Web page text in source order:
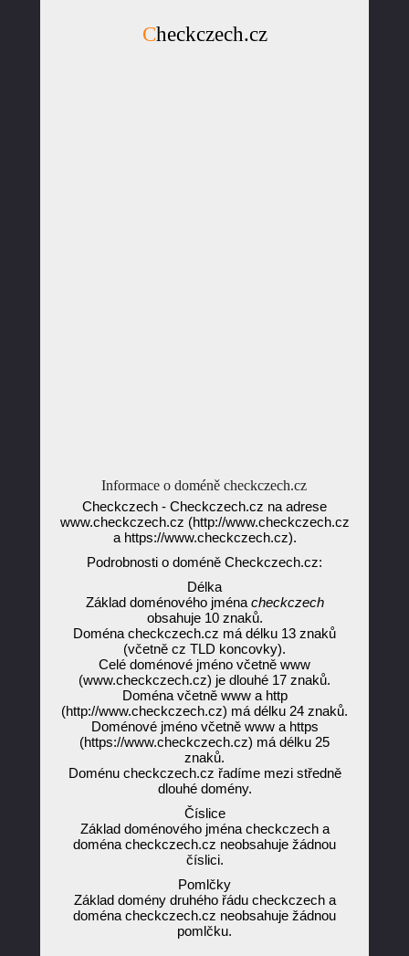
Checkczech.cz
Informace o doméně checkczech.cz
Checkczech - Checkczech.cz na adrese
www.checkczech.cz (http://www.checkczech.cz
a https://www.checkczech.cz).
Podrobnosti o doméně Checkczech.cz:
Délka
Základ doménového jména checkczech
obsahuje 10 znaků.
Doména checkczech.cz má délku 13 znaků
(včetně cz TLD koncovky).
Celé doménové jméno včetně www
(www.checkczech.cz) je dlouhé 17 znaků.
Doména včetně www a http
(http://www.checkczech.cz) má délku 24 znaků.
Doménové jméno včetně www a https
(https://www.checkczech.cz) má délku 25
znaků.
Doménu checkczech.cz řadíme mezi středně
dlouhé domény.
Číslice
Základ doménového jména checkczech a
doména checkczech.cz neobsahuje žádnou
číslici.
Pomlčky
Základ domény druhého řádu checkczech a
doména checkczech.cz neobsahuje žádnou
pomlčku.